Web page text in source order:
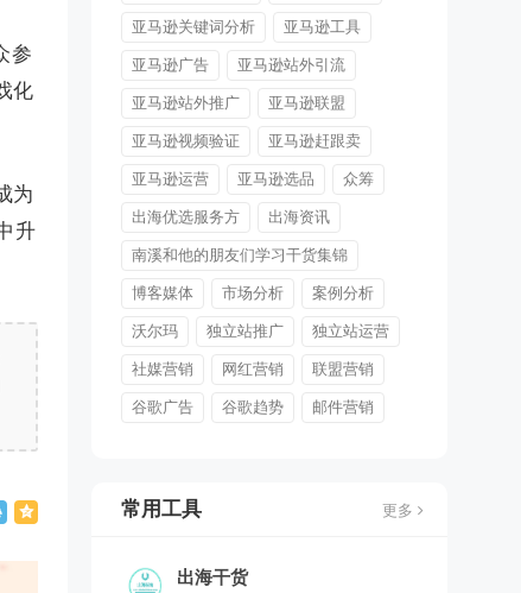
参
化
为
升
亚马逊关键词分析 亚马逊工具
亚马逊广告 亚马逊站外引流
亚马逊站外推广 亚马逊联盟
亚马逊视频验证 亚马逊赶跟卖
亚马逊运营 亚马逊选品 众筹
出海优选服务方 出海资讯
南溪和他的朋友们学习干货集锦
博客媒体 市场分析 案例分析
沃尔玛 独立站推广 独立站运营
社媒营销 网红营销 联盟营销
谷歌广告 谷歌趋势 邮件营销
常用工具 更多
出海干货